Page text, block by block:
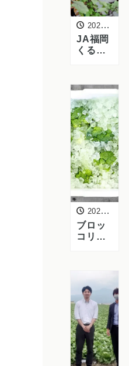
2026年6月19日
JA福岡
くるめ
場を訪
問｜ズ
ッキー
ニ・な
すの生
育状況
と来季
に向け
た産地
の取り
組み
2026年6月4日
ブロッ
コリー
会社徳
島サリ
ナスを
訪問し
ました